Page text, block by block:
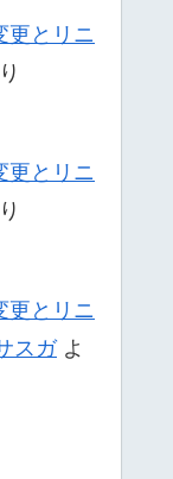
更とリニ
更とリニ
更とリニ
スガよ